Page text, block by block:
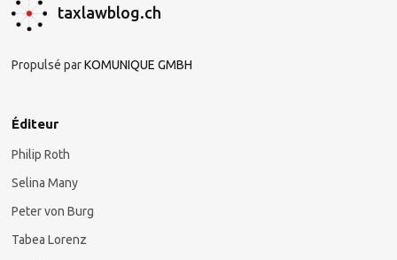
taxlawblog.ch
Propulsé parKOMUNIQUE GMBH
Éditeur
Philip Roth
Selina Many
Peter von Burg
Tabea Lorenz